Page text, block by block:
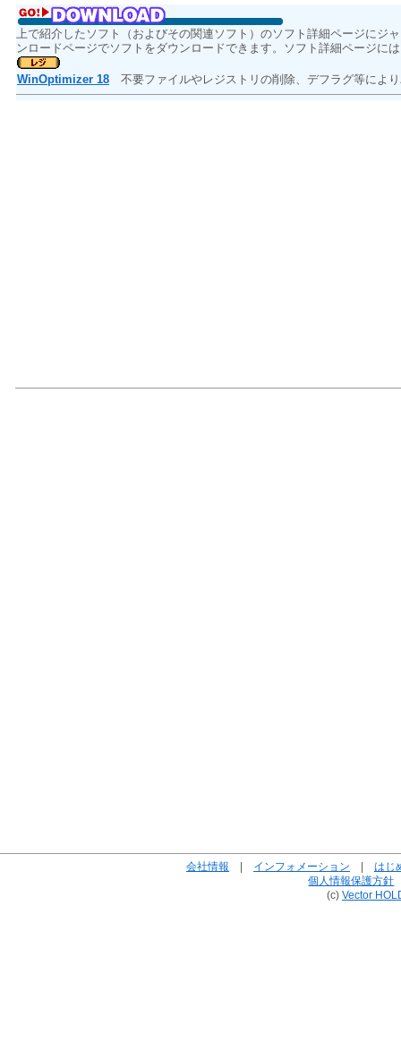
上で紹介したソフト（およびその関連ソフト）のソフト詳細ページにジ
ンロードページでソフトをダウンロードできます。ソフト詳細ページに
WinOptimizer 18 不要ファイルやレジストリの削除、デフラグ等によ
会社情報 インフォメーション
はじ
個人情報保護方針
(c) Vector